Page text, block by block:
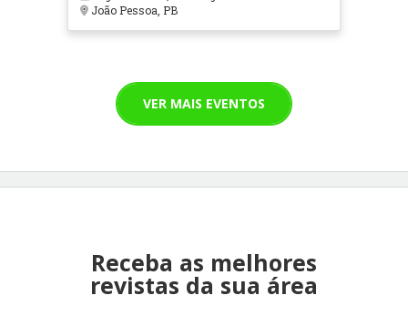
João Pessoa, PB
VER MAIS EVENTOS
Receba as melhores
revistas da sua área